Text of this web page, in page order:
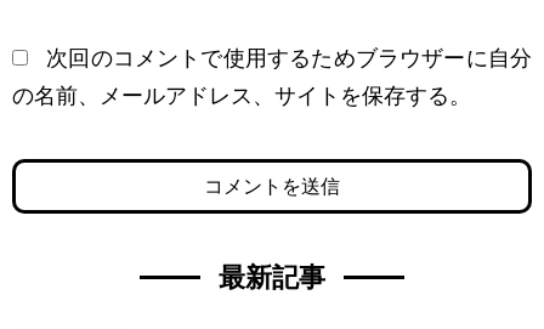
次回のコメントで使用するためブラウザーに自分
の名前、メールアドレス、サイトを保存する。
最新記事